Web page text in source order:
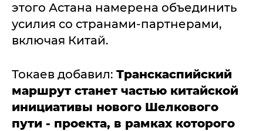
этого Астана намерена объединить
усилия со странами-партнерами,
включая Китай.
Токаев добавил: Транскаспийский
маршрут станет частью китайской
инициативы нового Шелкового
пути - проекта, в рамках которого